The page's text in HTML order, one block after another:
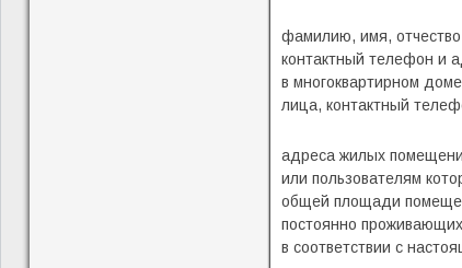
фамилию, имя,
контактный телефон и
в многоквартирном
лица, контактный
адреса жилых
или пользователям
общей площади
постоянно
в соответствии с